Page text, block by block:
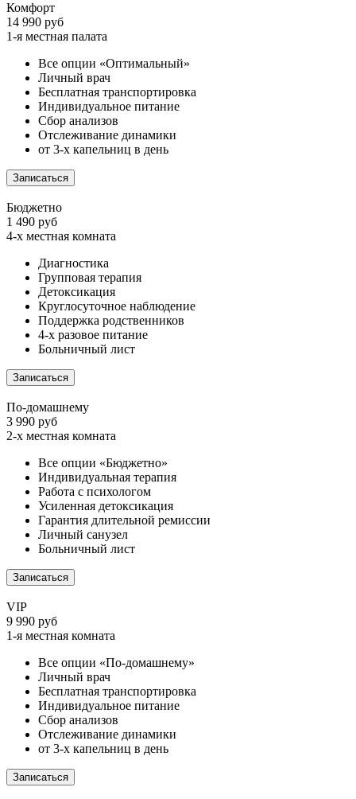
Комфорт
14 990 руб
1-я местная палата
Все опции «Оптимальный»
Личный врач
Бесплатная транспортировка
Индивидуальное питание
Сбор анализов
Отслеживание динамики
от 3-х капельниц в день
Записаться
Бюджетно
1 490 руб
4-х местная комната
Диагностика
Групповая терапия
Детоксикация
Круглосуточное наблюдение
Поддержка родственников
4-х разовое питание
Больничный лист
Записаться
По-домашнему
3 990 руб
2-х местная комната
Все опции «Бюджетно»
Индивидуальная терапия
Работа с психологом
Усиленная детоксикация
Гарантия длительной ремиссии
Личный санузел
Больничный лист
Записаться
VIP
9 990 руб
1-я местная комната
Все опции «По-домашнему»
Личный врач
Бесплатная транспортировка
Индивидуальное питание
Сбор анализов
Отслеживание динамики
от 3-х капельниц в день
Записаться